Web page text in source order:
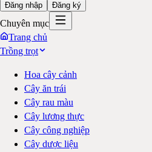
Đăng nhập Đăng ký
Chuyên mục
Trang chủ
Trồng trọt
Hoa cây cảnh
Cây ăn trái
Cây rau màu
Cây lương thực
Cây công nghiệp
Cây dược liệu